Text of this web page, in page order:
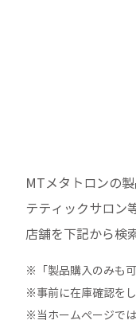
MTメタトロンの
テティックサロン
店舗を下記から検
※「製品購入のみも
※事前に在庫確認を
※当ホームぺージで